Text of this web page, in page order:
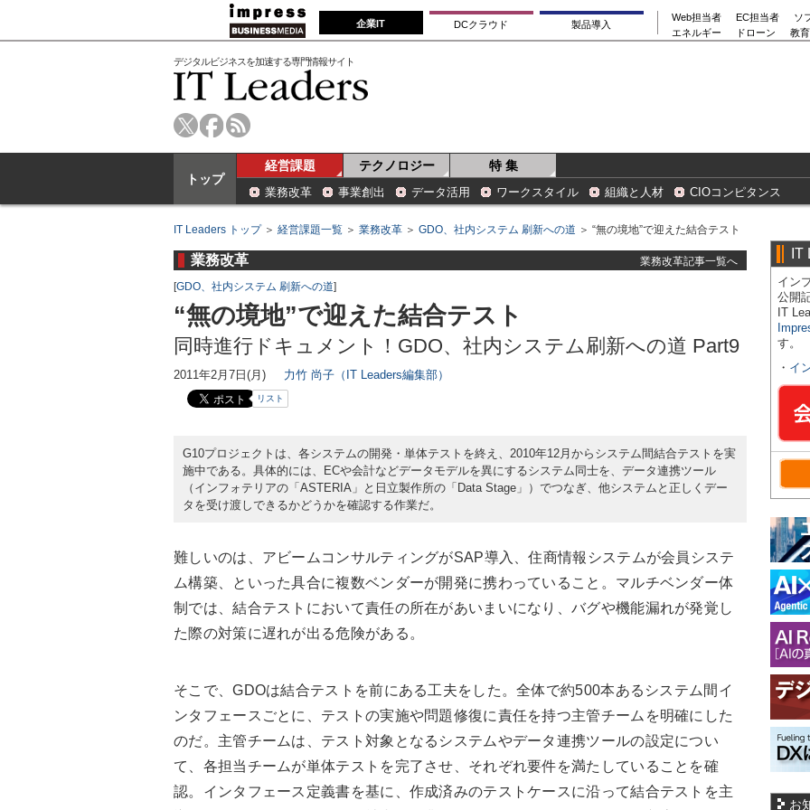
企業IT DCクラウド 製品導入
Web担当者 EC担当者
ソ
エネルギー
ドローン 教
デジタルビジネスを加速する専門情報サイト
トップ
経営課題 テクノロジー 特 集
業務改革 事業創出 データ活用 ワークスタイル 組織と人材 CIOコンピタンス
IT Leaders トップ＞ 経営課題一覧 ＞ 業務改革 ＞ GDO、社内システム 刷新への道 ＞ “無の境地”で迎えた結合テスト
業務改革
業務改革記事一覧へ
[GDO、社内システム 刷新への道]
“無の境地”で迎えた結合テスト
同時進行ドキュメント！GDO、社内システム刷新への道 Part9
2011年2月7日(月) 力竹 尚子（IT Leaders編集部）
リスト
G10プロジェクトは、各システムの開発・単体テストを終え、2010年12月からシステム間結合テストを実
施中である。具体的には、ECや会計などデータモデルを異にするシステム同士を、データ連携ツール
（インフォテリアの「ASTERIA」と日立製作所の「Data Stage」）でつなぎ、他システムと正しくデー
タを受け渡しできるかどうかを確認する作業だ。
難しいのは、アビームコンサルティングがSAP導入、住商情報システムが会員システ
ム構築、といった具合に複数ベンダーが開発に携わっていること。マルチベンダー体
制では、結合テストにおいて責任の所在があいまいになり、バグや機能漏れが発覚し
た際の対策に遅れが出る危険がある。
そこで、GDOは結合テストを前にある工夫をした。全体で約500本あるシステム間イ
ンタフェースごとに、テストの実施や問題修復に責任を持つ主管チームを明確にした
のだ。主管チームは、テスト対象となるシステムやデータ連携ツールの設定につい
て、各担当チームが単体テストを完了させ、それぞれ要件を満たしていることを確
認。インタフェース定義書を基に、作成済みのテストケースに沿って結合テストを主
IT
イン
公開
IT
す。
・ イ
お